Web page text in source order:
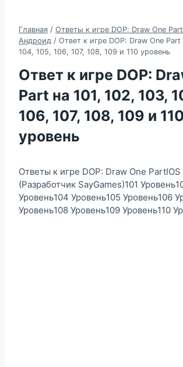
Главная / Ответы к игре DOP: Draw One
Андроид / Ответ к игре DOP: Draw One Part
104, 105, 106, 107, 108, 109 и 110 уровень
Ответ к игре DOP:
Part на 101, 102, 103,
106, 107, 108, 109 и 110
уровень
Ответы к игре DOP: Draw One
(Разработчик SayGames)101
Уровень104 Уровень105 Уровень106
Уровень108 Уровень109 Уровень110